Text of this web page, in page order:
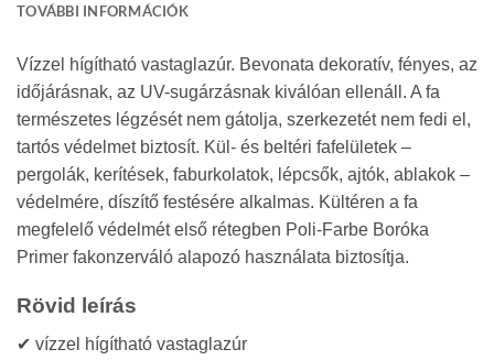
TOVÁBBI INFORMÁCIÓK
Vízzel hígítható vastaglazúr. Bevonata dekoratív, fényes, az
időjárásnak, az UV-sugárzásnak kiválóan ellenáll. A fa
természetes légzését nem gátolja, szerkezetét nem fedi el,
tartós védelmet biztosít. Kül- és beltéri fafelületek –
pergolák, kerítések, faburkolatok, lépcsők, ajtók, ablakok –
védelmére, díszítő festésére alkalmas. Kültéren a fa
megfelelő védelmét első rétegben Poli-Farbe Boróka
Primer fakonzerváló alapozó használata biztosítja.
Rövid leírás
✔ vízzel hígítható vastaglazúr